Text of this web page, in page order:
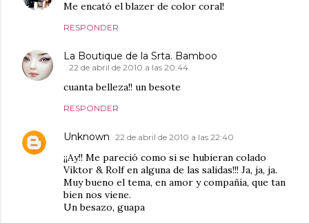
Me encató el blazer de color coral!
RESPONDER
La Boutique de la Srta. Bamboo
22 de abril de 2010 a las 20:44
cuanta belleza!! un besote
RESPONDER
Unknown 22 de abril de 2010 a las 22:40
¡¡Ay!! Me pareció como si se hubieran colado
Viktor & Rolf en alguna de las salidas!!! Ja, ja, ja.
Muy bueno el tema, en amor y compañía, que tan
bien nos viene.
Un besazo, guapa